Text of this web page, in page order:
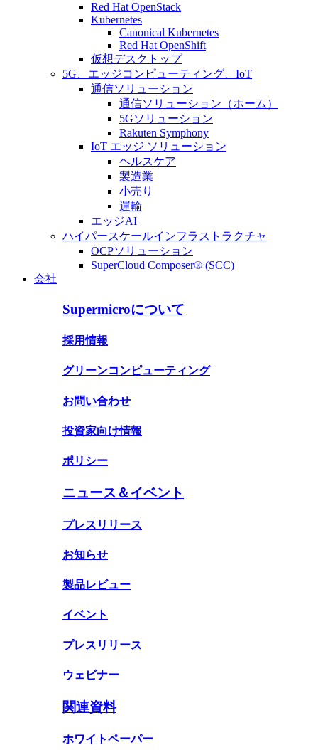
Red Hat OpenStack
Kubernetes
Canonical Kubernetes
Red Hat OpenShift
仮想デスクトップ
5G、エッジコンピューティング、IoT
通信ソリューション
通信ソリューション（ホーム）
5Gソリューション
Rakuten Symphony
IoT エッジ ソリューション
ヘルスケア
製造業
小売り
運輸
エッジAI
ハイパースケールインフラストラクチャ
OCPソリューション
SuperCloud Composer® (SCC)
会社
Supermicroについて
採用情報
グリーンコンピューティング
お問い合わせ
投資家向け情報
ポリシー
ニュース＆イベント
プレスリリース
お知らせ
製品レビュー
イベント
プレスリリース
ウェビナー
関連資料
ホワイトペーパー